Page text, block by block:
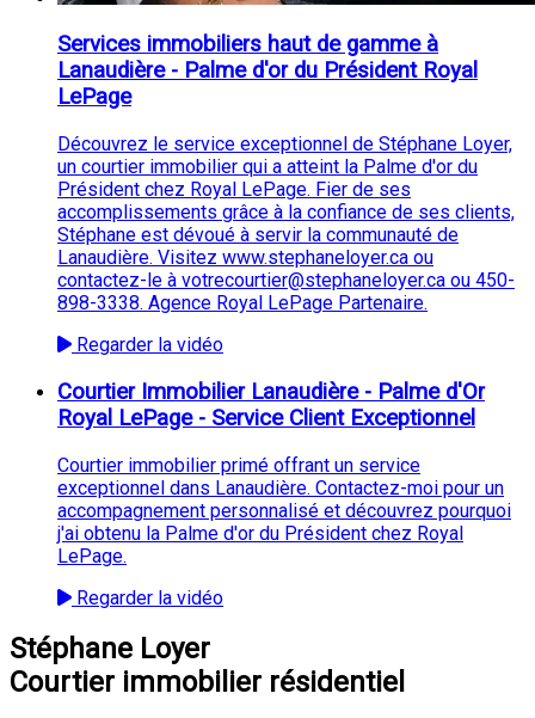
Services immobiliers haut de gamme à
Lanaudière - Palme d'or du Président Royal
LePage
Découvrez le service exceptionnel de Stéphane Loyer,
un courtier immobilier qui a atteint la Palme d'or du
Président chez Royal LePage. Fier de ses
accomplissements grâce à la confiance de ses clients,
Stéphane est dévoué à servir la communauté de
Lanaudière. Visitez www.stephaneloyer.ca ou
contactez-le à votrecourtier@stephaneloyer.ca ou 450-
898-3338. Agence Royal LePage Partenaire.
Regarder la vidéo
Courtier Immobilier Lanaudière - Palme d'Or
Royal LePage - Service Client Exceptionnel
Courtier immobilier primé offrant un service
exceptionnel dans Lanaudière. Contactez-moi pour un
accompagnement personnalisé et découvrez pourquoi
j'ai obtenu la Palme d'or du Président chez Royal
LePage.
Regarder la vidéo
Stéphane Loyer
Courtier immobilier résidentiel